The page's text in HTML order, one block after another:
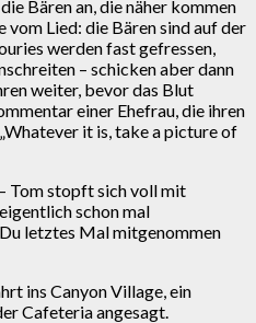
Bären an, die näher kommen
vom Lied: die Bären sind auf der
werden fast gefressen,
– schicken aber dann
weiter, bevor das Blut
einer Ehefrau, die ihren
it is, take a picture of
Tom stopft sich voll mit
schon mal
letztes Mal mitgenommen
ins Canyon Village, ein
Cafeteria angesagt.